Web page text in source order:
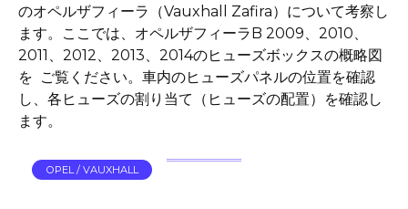
のオペルザフィーラ（Vauxhall Zafira）について考察し
ます。ここでは、オペルザフィーラB 2009、2010、
2011、2012、2013、2014のヒューズボックスの概略図
を ご覧ください。車内のヒューズパネルの位置を確認
し、各ヒューズの割り当て（ヒューズの配置）を確認し
ます。
OPEL / VAUXHALL